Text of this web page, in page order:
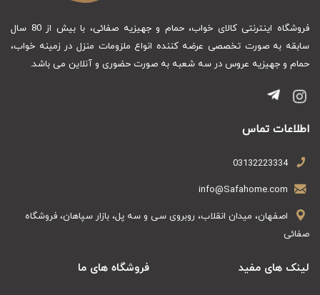
فروشگاه اینترنتی کالای خواب، حمام و جهیزیه صفائی، با بیش از 80 سال
سابقه به صورت تخصصی عرضه کننده انواع ملزومات منزل در زمینه خواب،
حمام و جهیزیه عروس در سه شعبه به صورت حضوری و آنلاین می باشد.
اطلاعات تماس
03132223334
info@Safahome.com
اصفهان، میدان انقلاب، روبروی سی و سه پل، بازار سپاهان، فروشگاه
صفائی
لینک های مفید فروشگاه های ما